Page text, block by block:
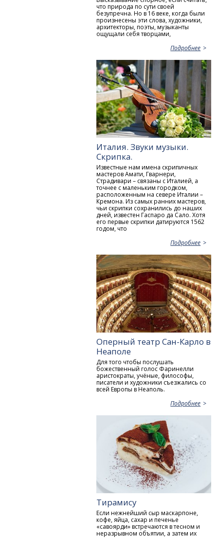
что природа по сути своей
безупречна. Но в 16 веке, когда были
произнесены эти слова, художники,
архитекторы, поэты, музыканты
ощущали себя творцами,
Подробнее
Италия. Звуки музыки.
Скрипка.
Известные нам имена скрипичных
мастеров Амати, Гварнери,
Страдивари – связаны с Италией, а
точнее с маленьким городком,
расположенным на севере Италии –
Кремона. Из самых ранних мастеров,
чьи скрипки сохранились до наших
дней, известен Гаспаро да Сало. Хотя
его первые скрипки датируются 1562
годом, что
Подробнее
Оперный театр Сан-Карло в
Неаполе
Для того чтобы послушать
божественный голос Фаринелли
аристократы, учёные, философы,
писатели и художники съезжались со
всей Европы в Неаполь.
Подробнее
Тирамису
Если нежнейший сыр маскарпоне,
кофе, яйца, сахар и печенье
«савоярди» встречаются в тесном и
неразрывном объятии, а затем их